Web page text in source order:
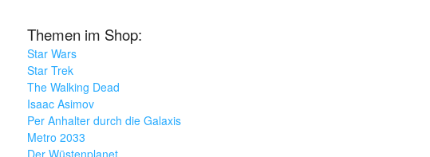
Themen im Shop:
Star Wars
Star Trek
The Walking Dead
Isaac Asimov
Per Anhalter durch die Galaxis
Metro 2033
Der Wüstenplanet